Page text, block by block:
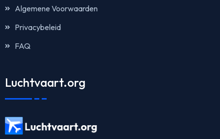
Algemene Voorwaarden
Privacybeleid
FAQ
Luchtvaart.org